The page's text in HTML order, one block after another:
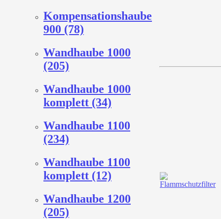
Kompensationshaube
900 (78)
Wandhaube 1000
(205)
Wandhaube 1000
komplett (34)
Wandhaube 1100
(234)
Wandhaube 1100
komplett (12)
Wandhaube 1200
(205)